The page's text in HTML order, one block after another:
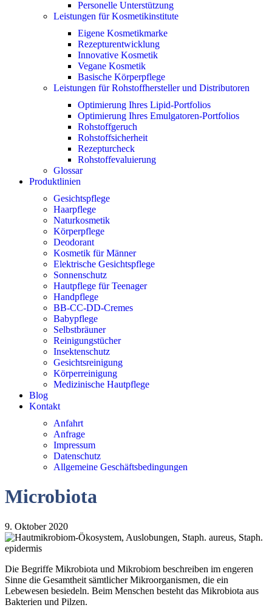
Personelle Unterstützung
Leistungen für Kosmetikinstitute
Eigene Kosmetikmarke
Rezepturentwicklung
Innovative Kosmetik
Vegane Kosmetik
Basische Körperpflege
Leistungen für Rohstoffhersteller und Distributoren
Optimierung Ihres Lipid-Portfolios
Optimierung Ihres Emulgatoren-Portfolios
Rohstoffgeruch
Rohstoffsicherheit
Rezepturcheck
Rohstoffevaluierung
Glossar
Produktlinien
Gesichtspflege
Haarpflege
Naturkosmetik
Körperpflege
Deodorant
Kosmetik für Männer
Elektrische Gesichtspflege
Sonnenschutz
Hautpflege für Teenager
Handpflege
BB-CC-DD-Cremes
Babypflege
Selbstbräuner
Reinigungstücher
Insektenschutz
Gesichtsreinigung
Körperreinigung
Medizinische Hautpflege
Blog
Kontakt
Anfahrt
Anfrage
Impressum
Datenschutz
Allgemeine Geschäftsbedingungen
Microbiota
9. Oktober 2020
Die Begriffe Mikrobiota und Mikrobiom beschreiben im engeren
Sinne die Gesamtheit sämtlicher Mikroorganismen, die ein
Lebewesen besiedeln. Beim Menschen besteht das Mikrobiota aus
Bakterien und Pilzen.